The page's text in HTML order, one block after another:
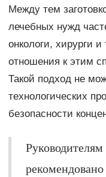
Между тем
лечебных нужд
онкологи, хирурги
отношения к этим
Такой подход не
технологических
безопасности